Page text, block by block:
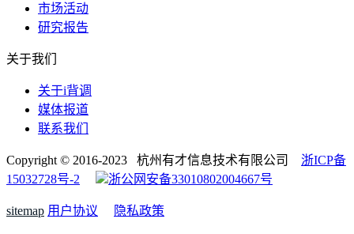
市场活动
研究报告
关于我们
关于i背调
媒体报道
联系我们
Copyright © 2016-2023 杭州有才信息技术有限公司 浙ICP备
15032728号-2
浙公网安备33010802004667号
sitemap 用户协议 隐私政策